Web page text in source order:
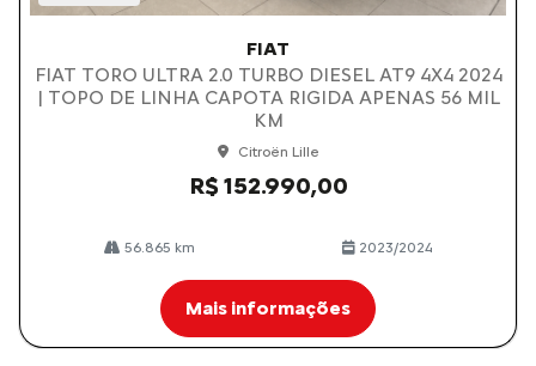
FIAT
FIAT TORO ULTRA 2.0 TURBO DIESEL AT9 4X4 2024
| TOPO DE LINHA CAPOTA RIGIDA APENAS 56 MIL
KM
Citroën Lille
R$ 152.990,00
56.865 km 2023/2024
Mais informações